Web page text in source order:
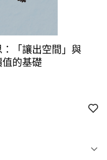
「讓出空間」與
值的基礎